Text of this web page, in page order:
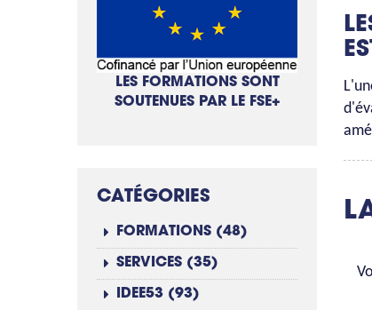
LES FORMATIONS SONT
SOUTENUES PAR LE FSE+
CATÉGORIES
FORMATIONS (48)
SERVICES (35)
IDEE53 (93)